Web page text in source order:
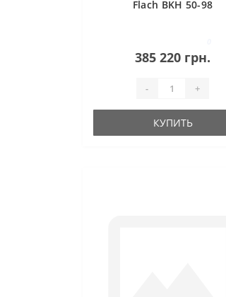
Flach BKH 50-98
385 220 грн.
- +
КУПИТЬ